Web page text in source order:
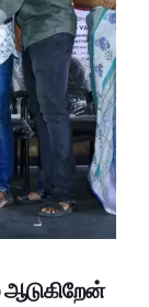
ஆடுகிறேன்